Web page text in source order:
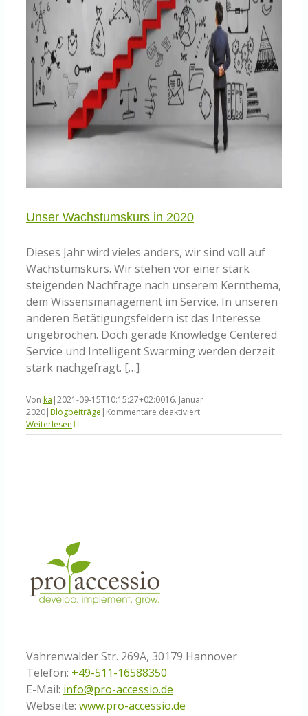
Unser Wachstumskurs in 2020
Dieses Jahr wird vieles anders, wir sind voll auf
Wachstumskurs. Wir stehen vor einer stark
steigenden Nachfrage nach unserem Kernthema,
dem Wissensmanagement im Service. In unseren
anderen Betätigungsfeldern ist das Interesse
ungebrochen. Doch gerade Knowledge Centered
Service und Intelligent Swarming werden derzeit
stark nachgefragt. […]
Von ka |2021-09-15T10:15:27+02:0016. Januar
2020|Blogbeiträge | Kommentare deaktiviertfür
Wachstumskurs
Weiterlesen
Vahrenwalder Str. 269A, 30179 Hannover
Telefon: +49-511-16588350
E-Mail: info@pro-accessio.de
Webseite: www.pro-accessio.de